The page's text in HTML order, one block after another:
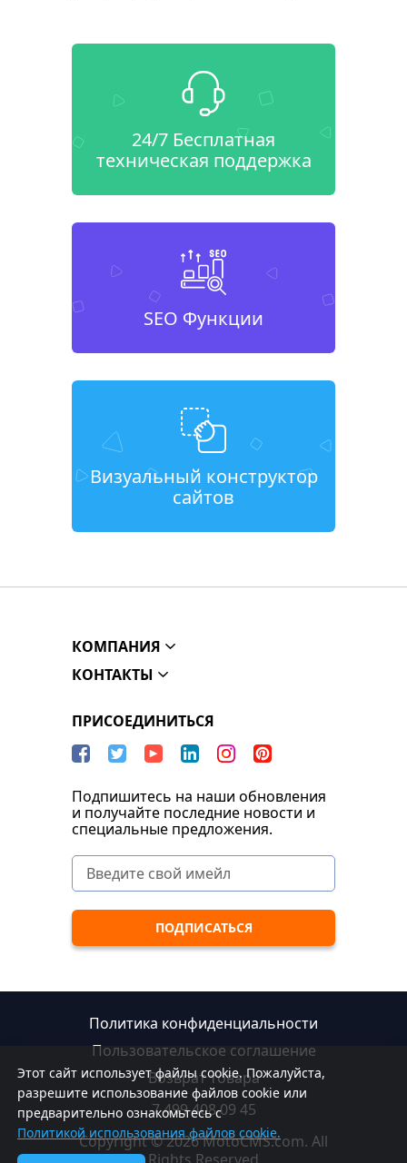
24/7 Бесплатная
техническая поддержка
SEO Функции
Визуальный конструктор
сайтов
Этот сайт использует файлы cookie. Пожалуйста,
разрешите использование файлов cookie или
предварительно ознакомьтесь с
Политикой использования файлов cookie.
КОМПАНИЯ
КОНТАКТЫ
ПРИСОЕДИНИТЬСЯ
Подпишитесь на наши обновления
и получайте последние новости и
специальные предложения.
Политика конфиденциальности
Пользовательское соглашение
Возврат товара
7 499 408 09 45
Copyright © 2026 MotoCMS.com. All